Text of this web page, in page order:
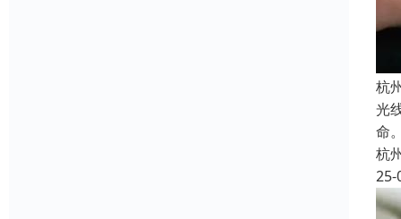
杭
光
命
杭
25-